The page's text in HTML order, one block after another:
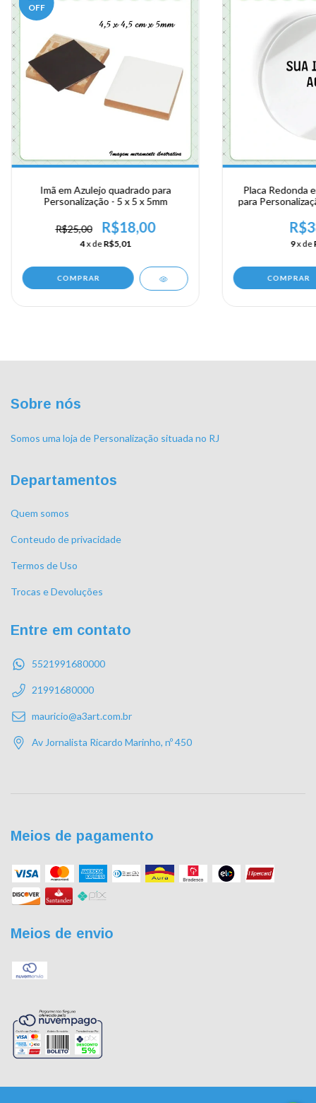
OFF
Imã em Azulejo quadrado para
Personalização - 5 x 5 x 5mm
R$25,00 R$18,00
4x deR$5,01
COMPRAR
Placa Redonda
para
9x de
COMPRAR
Sobre nós
Somos uma loja de Personalização situada no RJ
Departamentos
Quem somos
Conteudo de privacidade
Termos de Uso
Trocas e Devoluções
Entre em contato
5521991680000
21991680000
mauricio@a3art.com.br
Av Jornalista Ricardo Marinho, nº 450
Meios de pagamento
Meios de envio